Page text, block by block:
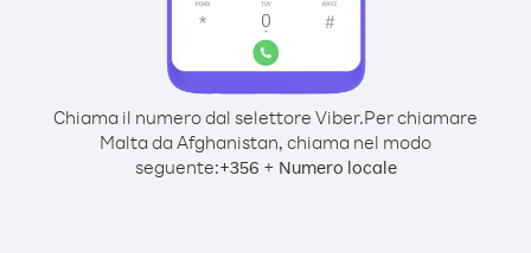
Chiama il numero dal selettore Viber.Per chiamare
Malta da Afghanistan, chiama nel modo
seguente:+356 + Numero locale